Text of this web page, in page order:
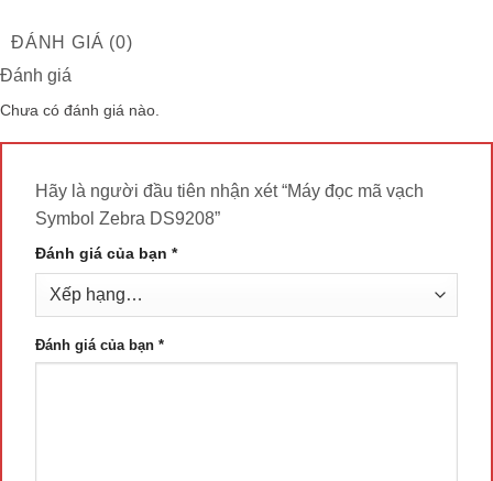
ĐÁNH GIÁ (0)
Đánh giá
Chưa có đánh giá nào.
Hãy là người đầu tiên nhận xét “Máy đọc mã vạch
Symbol Zebra DS9208”
Đánh giá của bạn *
Đánh giá của bạn *